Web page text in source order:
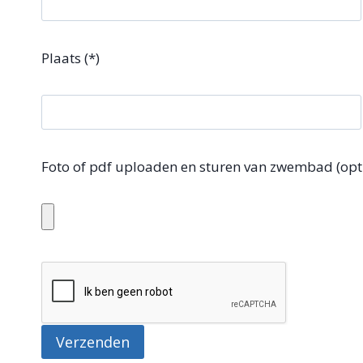
Plaats (*)
Foto of pdf uploaden en sturen van zwembad